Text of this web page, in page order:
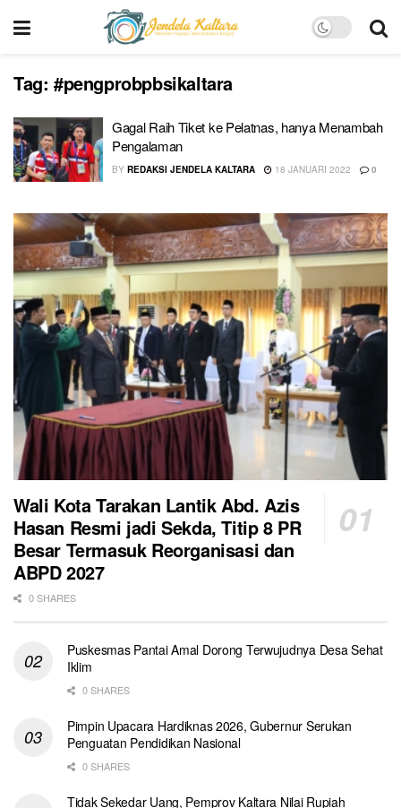
Tag: #pengprobpbsikaltara
Gagal Raih Tiket ke Pelatnas, hanya Menambah
Pengalaman
BY REDAKSI JENDELA KALTARA 18 JANUARI 2022 0
Wali Kota Tarakan Lantik Abd. Azis
Hasan Resmi jadi Sekda, Titip 8 PR
Besar Termasuk Reorganisasi dan
ABPD 2027
0 SHARES
Puskesmas Pantai Amal Dorong Terwujudnya Desa Sehat
Iklim
0 SHARES
Pimpin Upacara Hardiknas 2026, Gubernur Serukan
Penguatan Pendidikan Nasional
0 SHARES
Tidak Sekedar Uang, Pemprov Kaltara Nilai Rupiah